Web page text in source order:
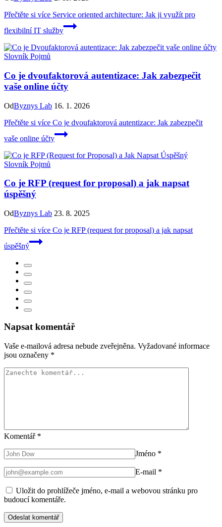
Přečtěte si více Service oriented architecture: Jak ji využít pro
flexibilní IT služby
Slovník Pojmů
Co je dvoufaktorová autentizace: Jak zabezpečit
vaše online účty
OdByznys Lab 16. 1. 2026
Přečtěte si více Co je dvoufaktorová autentizace: Jak zabezpečit
vaše online účty
Slovník Pojmů
Co je RFP (request for proposal) a jak napsat
úspěšný
OdByznys Lab 23. 8. 2025
Přečtěte si více Co je RFP (request for proposal) a jak napsat
úspěšný
Napsat komentář
Vaše e-mailová adresa nebude zveřejněna. Vyžadované informace
jsou označeny *
Komentář *
Jméno *
E-mail *
Uložit do prohlížeče jméno, e-mail a webovou stránku pro
budoucí komentáře.